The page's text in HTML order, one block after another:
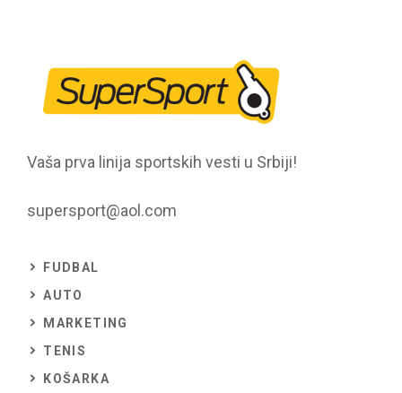
Vaša prva linija sportskih vesti u Srbiji!
supersport@aol.com
FUDBAL
AUTO
MARKETING
TENIS
KOŠARKA